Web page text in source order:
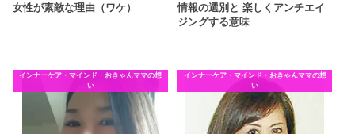
女性が素敵な理由（ワケ）
情報の選別と 楽しくアンチエイ
ジングする意味
インナーケア・マインド・おきゃんママの想
い
インナーケア・マインド・おきゃんママの想
い